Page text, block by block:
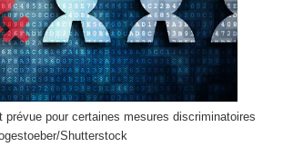
prévue pour certaines mesures discriminatoires
Shutterstock